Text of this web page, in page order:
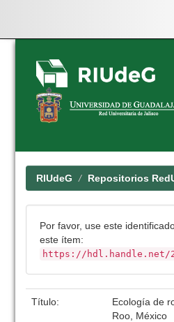
Skip
navigation
RIUdeG Repositorios
Por favor, use este
este ítem:
https://hdl.handle.net/
Título:
Ecología de
Roo, México